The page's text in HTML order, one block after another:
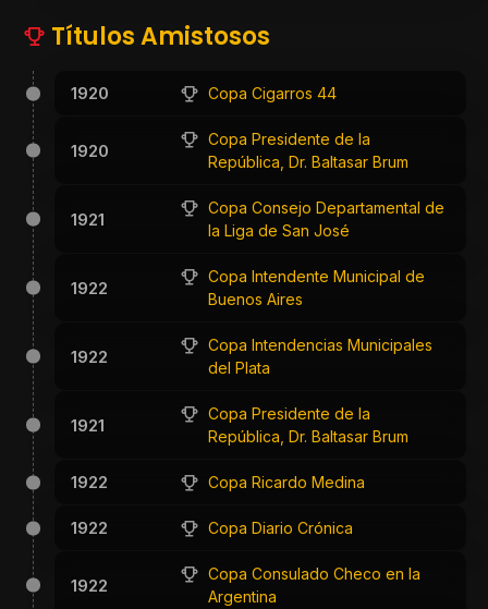
Títulos Amistosos
1920 Copa Cigarros 44
1920
Copa Presidente de la
República, Dr. Baltasar Brum
1921
Copa Consejo Departamental de
la Liga de San José
1922
Copa Intendente Municipal de
Buenos Aires
1922
Copa Intendencias Municipales
del Plata
1921
Copa Presidente de la
República, Dr. Baltasar Brum
1922 Copa Ricardo Medina
1922 Copa Diario Crónica
1922
Copa Consulado Checo en la
Argentina